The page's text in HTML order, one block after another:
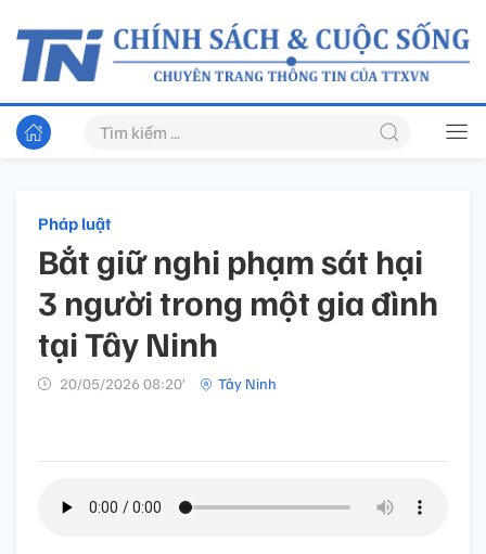
Pháp luật
Bắt giữ nghi phạm sát hại
3 người trong một gia đình
tại Tây Ninh
20/05/2026 08:20’ Tây Ninh